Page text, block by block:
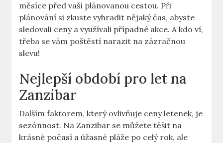
měsíce před vaší plánovanou cestou. Při
plánování si zkuste vyhradit nějaký čas, abyste
sledovali ceny a využívali případné akce. A kdo ví,
třeba se vám poštěstí narazit na zázračnou
slevu!
Nejlepší období pro let na
Zanzibar
Dalším faktorem, který ovlivňuje ceny letenek, je
sezónnost. Na Zanzibar se můžete těšit na
krásné počasí a úžasné pláže po celý rok, ale